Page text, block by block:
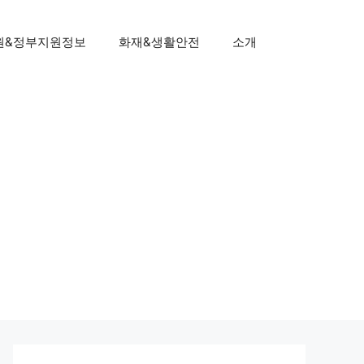
&정부지원정보 화재&생활안전 소개